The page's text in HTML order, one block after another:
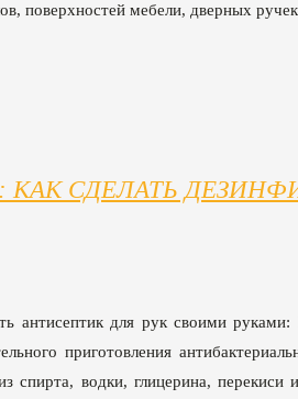
поверхностей мебели, дверных
КАК СДЕЛАТЬ
антисептик для рук своими
приготовления
спирта, водки, глицерина, перекиси